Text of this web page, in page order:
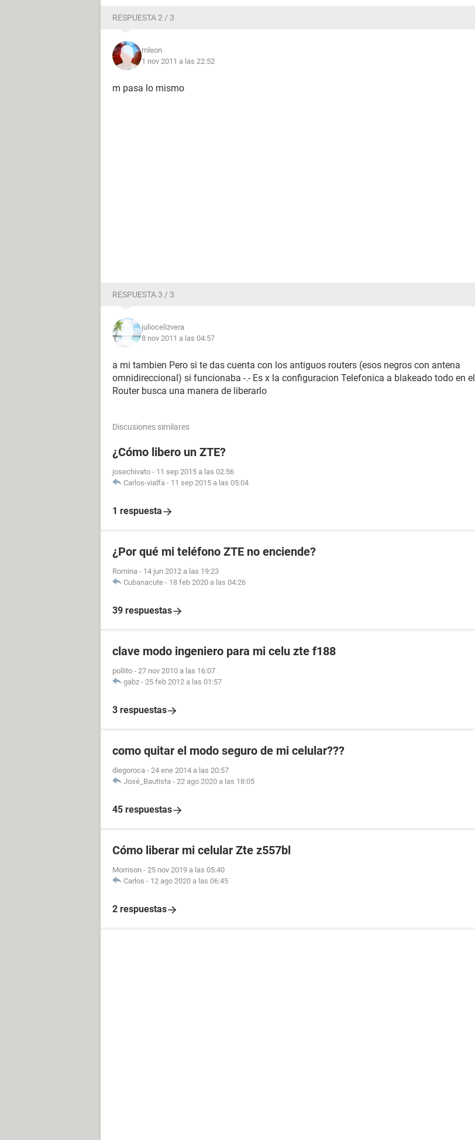
RESPUESTA 2 / 3
mleon
1 nov 2011 a las 22:52
m pasa lo mismo
RESPUESTA 3 / 3
juliocelizvera
8 nov 2011 a las 04:57
a mi tambien Pero si te das cuenta con los antiguos routers (esos negros con antena
omnidireccional) si funcionaba -.- Es x la configuracion Telefonica a blakeado todo en el
Router busca una manera de liberarlo
Discusiones similares
¿Cómo libero un ZTE?
josechivato - 11 sep 2015 a las 02:56
Carlos-vialfa - 11 sep 2015 a las 05:04
1 respuesta
¿Por qué mi teléfono ZTE no enciende?
Romina - 14 jun 2012 a las 19:23
Cubanacute - 18 feb 2020 a las 04:26
39 respuestas
clave modo ingeniero para mi celu zte f188
pollito - 27 nov 2010 a las 16:07
gabz - 25 feb 2012 a las 01:57
3 respuestas
como quitar el modo seguro de mi celular???
diegoroca - 24 ene 2014 a las 20:57
José_Bautista - 22 ago 2020 a las 18:05
45 respuestas
Cómo liberar mi celular Zte z557bl
Morrison - 25 nov 2019 a las 05:40
Carlos - 12 ago 2020 a las 06:45
2 respuestas